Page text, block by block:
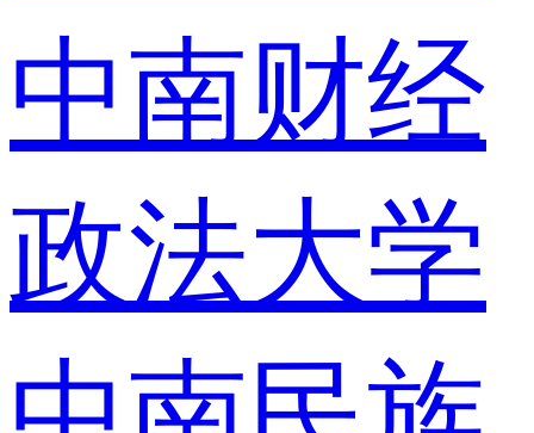
中南财经
政法大学